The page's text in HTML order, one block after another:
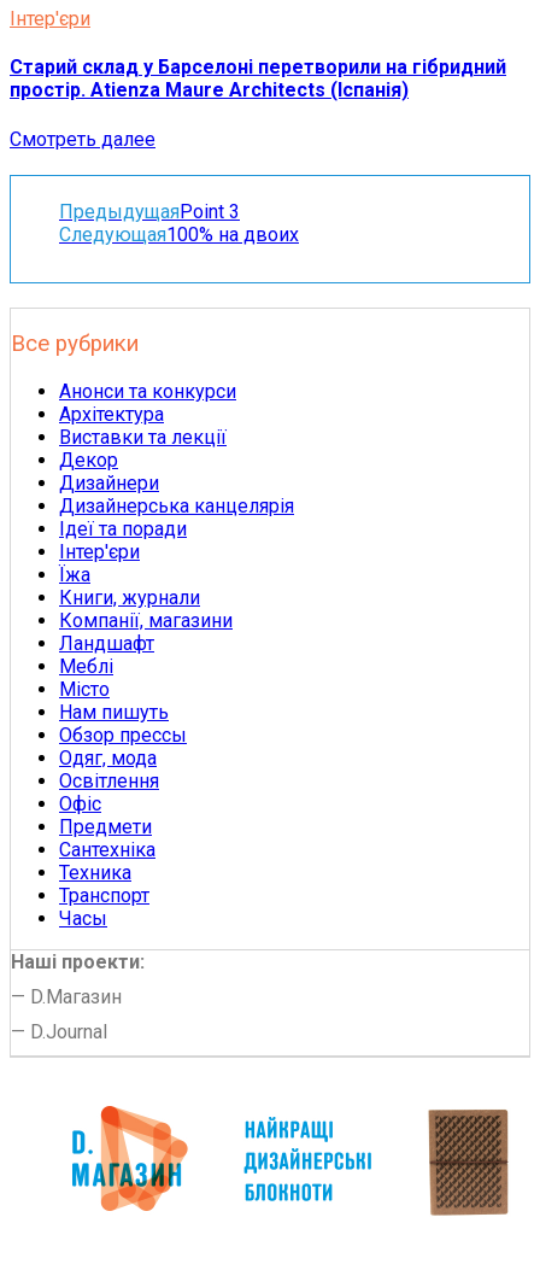
Інтер'єри
Старий склад у Барселоні перетворили на гібридний
простір. Atienza Maure Architects (Іспанія)
Смотреть далее
ПредыдущаяPoint 3
Следующая100% на двоих
Все рубрики
Анонси та конкурси
Архітектура
Виставки та лекції
Декор
Дизайнери
Дизайнерська канцелярія
Ідеї та поради
Інтер'єри
Їжа
Книги, журнали
Компанії, магазини
Ландшафт
Меблі
Місто
Нам пишуть
Обзор прессы
Одяг, мода
Освітлення
Офіс
Предмети
Сантехніка
Техника
Транспорт
Часы
Наші проекти:
— D.Магазин
— D.Journal